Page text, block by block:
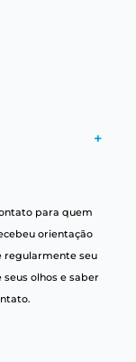
+
para quem
orientação
regularmente seu
olhos e saber